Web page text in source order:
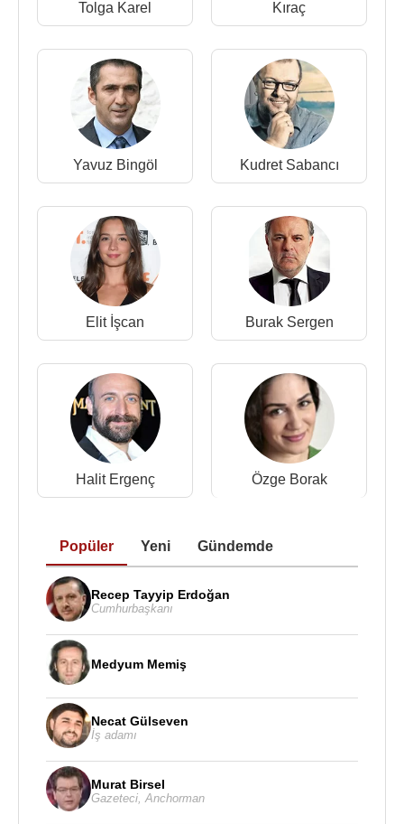
1994 - Kaygısızlar (TV Dizisi)
1992 - Emret Muhtarım (TV Dizisi)
1992 - Emret Bakanım (TV Dizisi)
Sanat Ekibi:
2009 - Kurtlar Vadisi: Gladio (Kostüm Ekibi)
(Sinema Filmi)
Tolga Karel Kıraç
Yavuz Bingöl Kudret Sabancı
Elit İşcan Burak Sergen
Halit Ergenç Özge Borak
Popüler Yeni Gündemde
Recep Tayyip Erdoğan
Cumhurbaşkanı
Medyum Memiş
Necat Gülseven
İş adamı
Murat Birsel
Gazeteci Anchorman